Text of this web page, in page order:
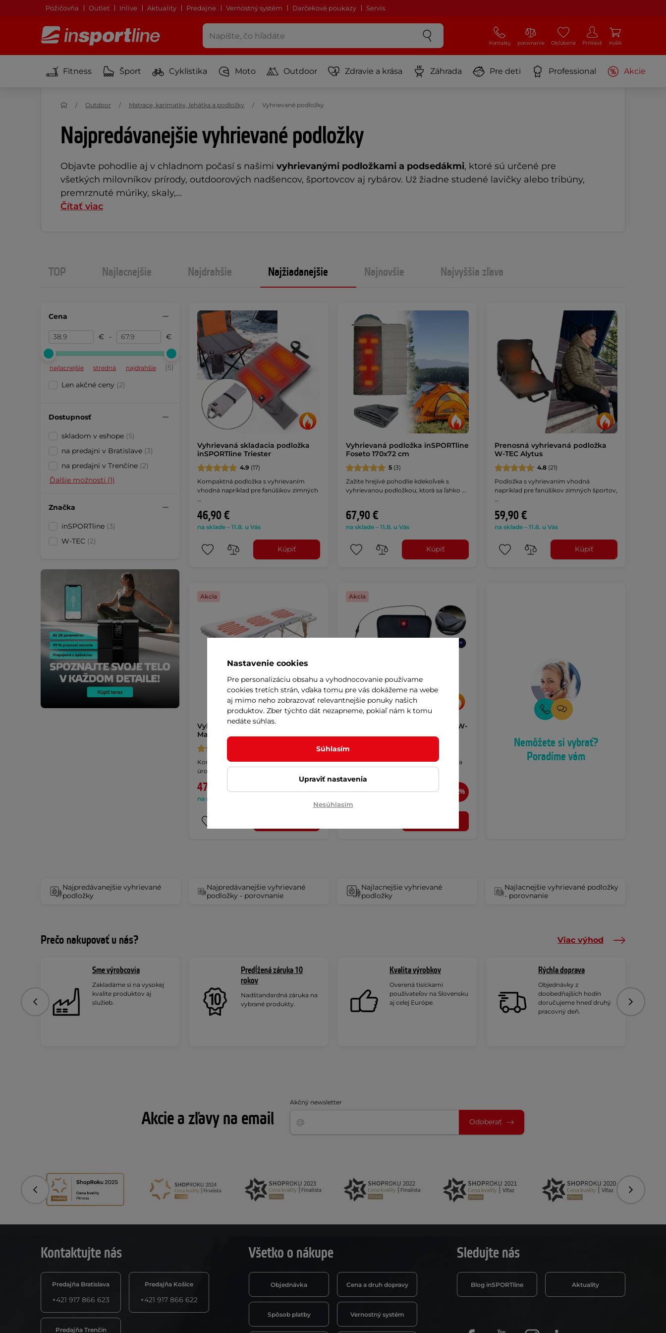
Požičovňa Outlet Inlive Aktuality Predajne Vernostný systém Darčekové poukazy Servis
Kontakty porovnanie Obľúbené Prihlásiť Košík
Fitness Šport Cyklistika Moto Outdoor Zdravie a krása Záhrada Pre deti Professional Akcie
Najpredávanejšie vyhrievané podložky
Objavte pohodlie aj v chladnom počasí s našimi vyhrievanými podložkami a podsedákmi, ktoré sú určené pre
všetkých milovníkov prírody, outdoorových nadšencov, športovcov aj rybárov. Už žiadne studené lavičky alebo tribúny,
premrznuté múriky, skaly,...
Čítať viac
Outdoor Matrace, karimatky, lehátka a podložky Vyhrievané podložky
TOP Najlacnejšie Najdrahšie Najžiadanejšie Najnovšie Najvyššia zľava
Cena
€ - €
najlacnejšie stredná najdrahšie
(5)
Len akčné ceny (2)
Dostupnosť
skladom v eshope (5)
na predajni v Bratislave (3)
na predajni v Trenčíne (2)
Ďalšie možnosti (1)
Značka
inSPORTline (3)
W-TEC (2)
Vyhrievaná skladacia podložka
inSPORTline Triester
4.9 (17)
Kompaktná podložka s vyhrievaním
vhodná napríklad pre fanúšikov zimných
46,90 €
na sklade – 11.8. u Vás
Kúpiť
Vyhrievaná podložka inSPORTline
Foseto 170x72 cm
5(3)
Zažite hrejivé pohodlie kdekoľvek s
vyhrievanou podložkou, ktorá sa ľahko …
67,90 €
na sklade – 11.8. u Vás
Kúpiť
Prenosná vyhrievaná podložka
W-TEC Alytus
4.8(21)
Podložka s vyhrievaním vhodná
napríklad pre fanúšikov zimných športov,
59,90 €
na sklade – 11.8. u Vás
Kúpiť
Akcia
Vyhrievaná podložka inSPORTline
Mawarta 190x70 cmAKCIA
Komfortná obojstranná podložka so 6
úrovňami vyhrievania a automatickým …
47,90 €
na sklade – 11.8. u Vás
-33%
Akcia
Vyhrievaná podložka na sedlo W-
TEC HEATsaddleAKCIA
Pohodlná vyhrievaná podložka, ideálna
na chladné dni. Napájaná pomocou …
-32%
Nemôžete si vybrať?
Poradíme vám
Najpredávanejšie vyhrievané
podložky
Najpredávanejšie vyhrievané
podložky - porovnanie
Najlacnejšie vyhrievané
podložky
Najlacnejšie vyhrievané podložky
- porovnanie
Prečo nakupovať u nás? Viac výhod
Sme výrobcovia
Zakladáme si na vysokej
kvalite produktov aj
služieb.
Predĺžená záruka 10
rokov
Nadštandardná záruka na
vybrané produkty.
Kvalita výrobkov
Overená tisíckami
používateľov na Slovensku
aj celej Európe.
Rýchla doprava
Objednávky z
doobedňajších hodín
doručujeme hneď druhý
pracovný deň.
Predchádzajúce
Akcie a zľavy na email
Akčný newsletter
Odoberať
Predchádzajúce
Kontaktujte nás
Predajňa Bratislava
+421 917 866 623
Predajňa Košice
+421 917 866 622
Predajňa Trenčín
Všetko o nákupe
Objednávka Cena a druh dopravy
Spôsob platby Vernostný systém
Sledujte nás
Blog inSPORTline Aktuality
Nastavenie cookies
Pre personalizáciu obsahu a vyhodnocovanie používame
cookies tretích strán, vďaka tomu pre vás dokážeme na webe
aj mimo neho zobrazovať relevantnejšie ponuky našich
produktov. Zber týchto dát nezapneme, pokiaľ nám k tomu
nedáte súhlas.
Súhlasím
Upraviť nastavenia
Nesúhlasím